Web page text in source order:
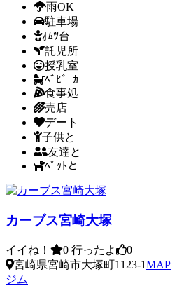
雨OK
駐車場
ｵﾑﾂ台
託児所
授乳室
ﾍﾞﾋﾞｰｶｰ
食事処
売店
デート
子供と
友達と
ﾍﾟｯﾄと
カーブス宮崎大塚
イイね！ 0 行ったよ
0
宮崎県宮崎市大塚町1123-1MAP
ジム